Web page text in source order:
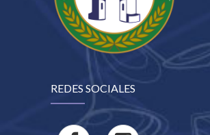
REDES SOCIALES